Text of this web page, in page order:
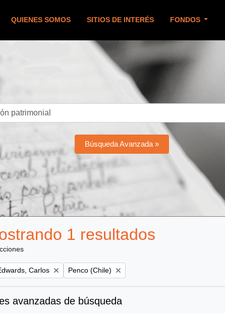
QUIENES SOMOS SITIOS DE INTERÉS FONDOS
Búsqueda Avanzada »
1 resultados
Carlos Remove filter:
Penco (Chile)
avanzadas de búsqueda